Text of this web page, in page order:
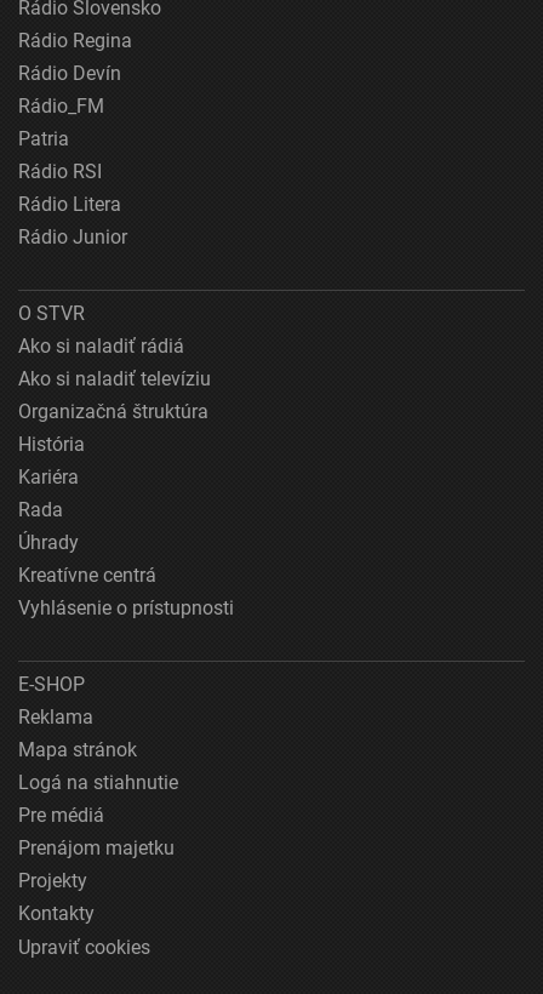
Rádio Slovensko
Rádio Regina
Rádio Devín
Rádio_FM
Patria
Rádio RSI
Rádio Litera
Rádio Junior
O STVR
Ako si naladiť rádiá
Ako si naladiť televíziu
Organizačná štruktúra
História
Kariéra
Rada
Úhrady
Kreatívne centrá
Vyhlásenie o prístupnosti
E-SHOP
Reklama
Mapa stránok
Logá na stiahnutie
Pre médiá
Prenájom majetku
Projekty
Kontakty
Upraviť cookies